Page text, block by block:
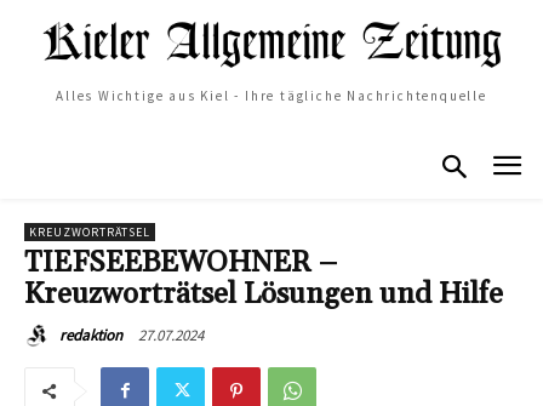
Alles Wichtige aus Kiel - Ihre tägliche Nachrichtenquelle
KREUZWORTRÄTSEL
TIEFSEEBEWOHNER –
Kreuzworträtsel Lösungen und Hilfe
redaktion 27.07.2024